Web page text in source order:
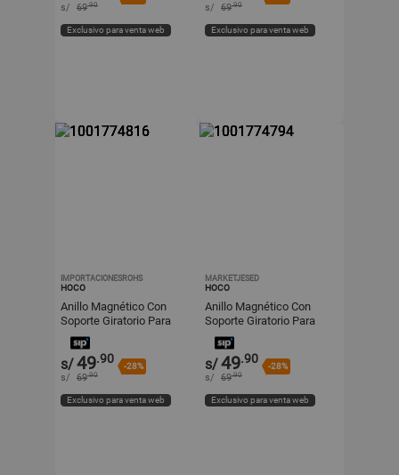
s/ 69.90
Exclusivo para venta web
s/ 69.90
Exclusivo para venta web
IMPORTACIONESROHS
HOCO
Anillo Magnético Con
Soporte Giratorio Para
Celular Hoco
s/49.90
-28%
s/ 69.90
Exclusivo para venta web
MARKETJESED
HOCO
Anillo Magnético Con
Soporte Giratorio Para
Celular Hoco
s/49.90
-28%
s/ 69.90
Exclusivo para venta web